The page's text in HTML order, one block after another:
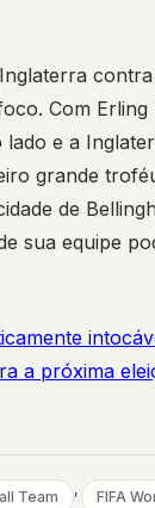
Com Erling
e a
grande
de
sua equipe
a próxima
Team , FIFA